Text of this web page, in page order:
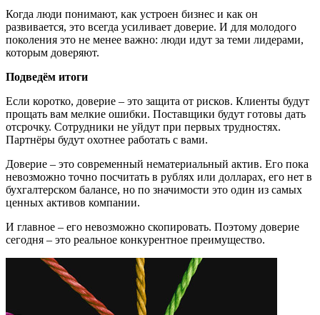
Когда люди понимают, как устроен бизнес и как он
развивается, это всегда усиливает доверие. И для молодого
поколения это не менее важно: люди идут за теми лидерами,
которым доверяют.
Подведём итоги
Если коротко, доверие – это защита от рисков. Клиенты будут
прощать вам мелкие ошибки. Поставщики будут готовы дать
отсрочку. Сотрудники не уйдут при первых трудностях.
Партнёры будут охотнее работать с вами.
Доверие – это современный нематериальный актив. Его пока
невозможно точно посчитать в рублях или долларах, его нет в
бухгалтерском балансе, но по значимости это один из самых
ценных активов компании.
И главное – его невозможно скопировать. Поэтому доверие
сегодня – это реальное конкурентное преимущество.